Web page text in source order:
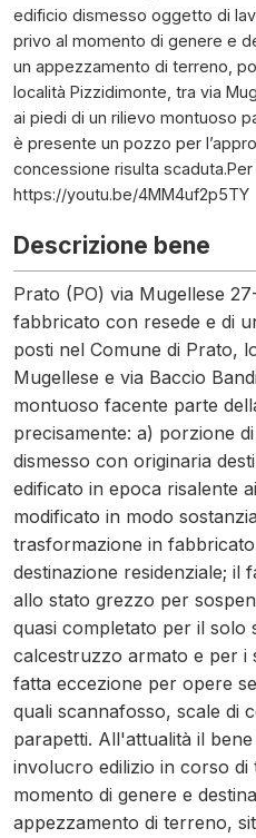
edificio dismesso oggetto di
privo al momento di genere e
un appezzamento di terreno,
località Pizzidimonte, tra via
ai piedi di un rilievo montuoso
è presente un pozzo per
concessione risulta
https://youtu.be/4MM4uf2p5TY
Descrizione bene
Prato (PO) via Mugellese
fabbricato con resede e di
posti nel Comune di Prato,
Mugellese e via Baccio
montuoso facente parte
precisamente: a) porzione
dismesso con originaria
edificato in epoca risalente
modificato in modo
trasformazione in
destinazione residenziale; il
allo stato grezzo per
quasi completato per il solo
calcestruzzo armato e per i
fatta eccezione per opere
quali scannafosso, scale di
parapetti. All'attualità il
involucro edilizio in corso
momento di genere e
appezzamento di terreno,